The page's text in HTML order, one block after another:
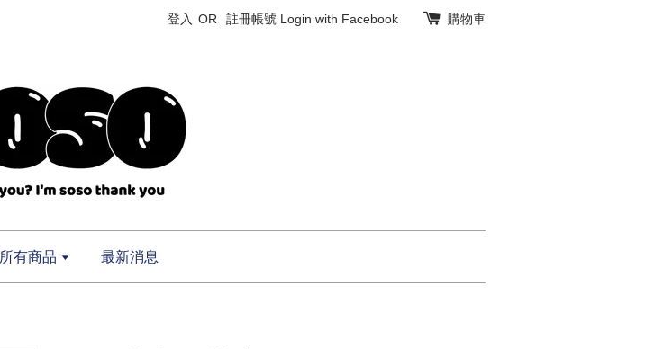
登入 OR 註冊帳號 Login with Facebook 購物車
所有商品 最新消息